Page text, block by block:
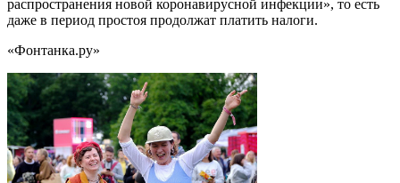
распространения новой коронавирусной инфекции», то есть
даже в период простоя продолжат платить налоги.
«Фонтанка.ру»